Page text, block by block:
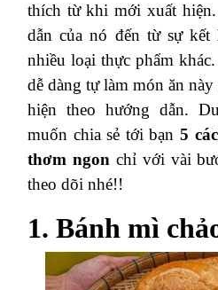
thích từ khi mới xuất
dẫn của nó đến từ sự
nhiều loại thực phẩm
dễ dàng tự làm món ăn
hiện theo hướng dẫn.
muốn chia sẻ tới bạn 5
thơm ngon chỉ với vài
theo dõi nhé!!
1. Bánh mì